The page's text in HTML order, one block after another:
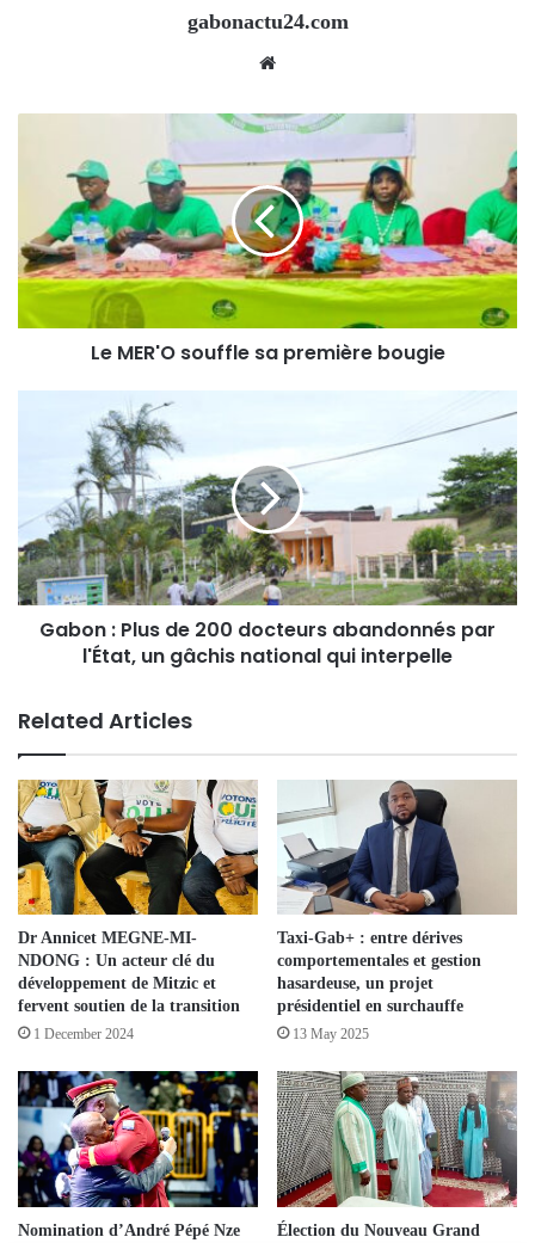
gabonactu24.com
Le MER'O souffle sa première bougie
Gabon : Plus de 200 docteurs abandonnés par
l'État, un gâchis national qui interpelle
Related Articles
Dr Annicet MEGNE-MI-
NDONG : Un acteur clé du
développement de Mitzic et
fervent soutien de la transition
1 December 2024
Taxi-Gab+ : entre dérives
comportementales et gestion
hasardeuse, un projet
présidentiel en surchauffe
13 May 2025
Nomination d’André Pépé Nze Élection du Nouveau Grand